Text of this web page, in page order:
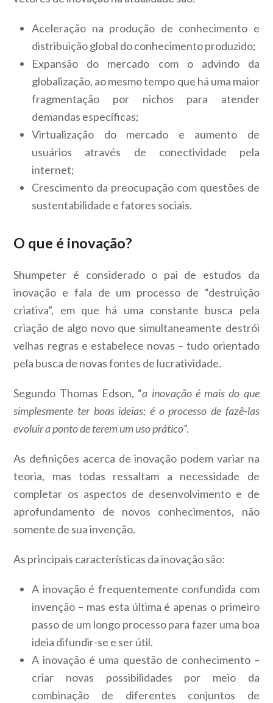
Aceleração na produção de conhecimento e
distribuição global do conhecimento produzido;
Expansão do mercado com o advindo da
globalização, ao mesmo tempo que há uma maior
fragmentação por nichos para atender
demandas específicas;
Virtualização do mercado e aumento de
usuários através de conectividade pela
internet;
Crescimento da preocupação com questões de
sustentabilidade e fatores sociais.
O que é inovação?
Shumpeter é considerado o pai de estudos da
inovação e fala de um processo de “destruição
criativa”, em que há uma constante busca pela
criação de algo novo que simultaneamente destrói
velhas regras e estabelece novas – tudo orientado
pela busca de novas fontes de lucratividade.
Segundo Thomas Edson, “a inovação é mais do que
simplesmente ter boas ideias; é o processo de fazê-las
evoluir a ponto de terem um uso prático”.
As definições acerca de inovação podem variar na
teoria, mas todas ressaltam a necessidade de
completar os aspectos de desenvolvimento e de
aprofundamento de novos conhecimentos, não
somente de sua invenção.
As principais características da inovação são:
A inovação é frequentemente confundida com
invenção – mas esta última é apenas o primeiro
passo de um longo processo para fazer uma boa
ideia difundir-se e ser útil.
A inovação é uma questão de conhecimento –
criar novas possibilidades por meio da
combinação de diferentes conjuntos de